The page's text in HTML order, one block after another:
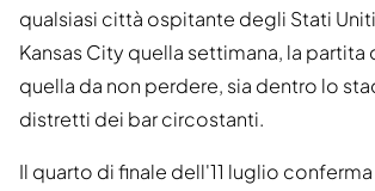
qualsiasi città ospitante degli Stati
Kansas City quella settimana, la partita
quella da non perdere, sia dentro lo
distretti dei bar circostanti.
Il quarto di finale dell'11 luglio conferma